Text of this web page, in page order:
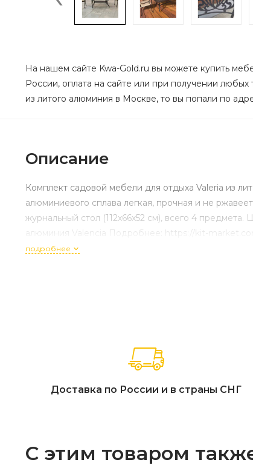
На нашем сайте Kwa-Gold.ru вы можете купить
России, оплата на сайте или при получении
из литого алюминия в Москве, то вы попали по
Описание
Комплект садовой мебели для отдыха Valeria из
алюминиевого сплава легкая, прочная и не
журнальный стол (112х66х52 см), всего 4
алюминия Valencia Подробнее: https://kit-
подробнее
Доставка по России и в страны СНГ
С этим товаром